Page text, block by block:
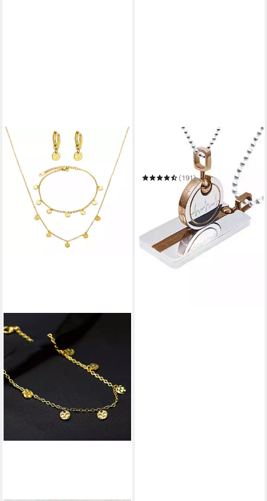
Schmuckset Multipack
Schmuck Geschenk
Halsketten LIEBE
(191)
UVP73,97 €
in 1-2 Werktagen bei dir